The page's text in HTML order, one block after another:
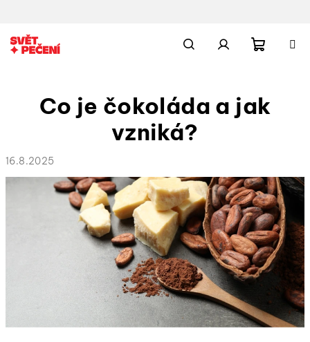
na
obsah
košík
Co je čokoláda a jak
vzniká?
16.8.2025